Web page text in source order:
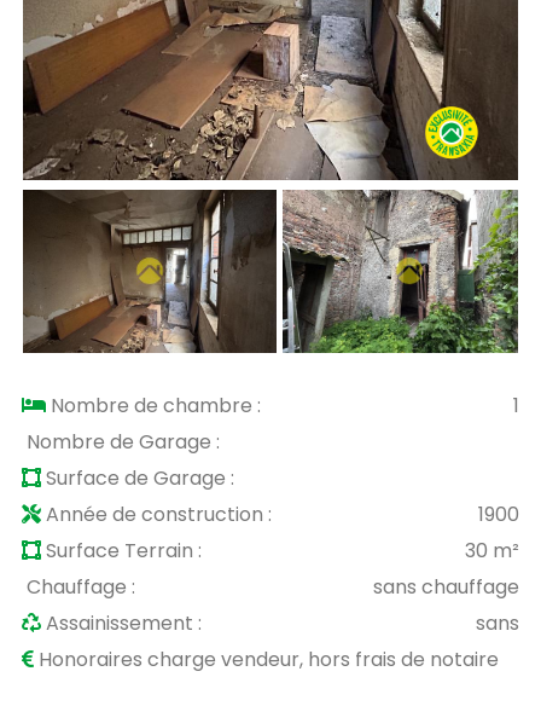
Nombre de chambre :
1
Nombre de Garage :
Surface de Garage :
Année de construction :
1900
Surface Terrain :
30 m²
Chauffage :
sans chauffage
Assainissement :
sans
Honoraires charge vendeur, hors frais de notaire